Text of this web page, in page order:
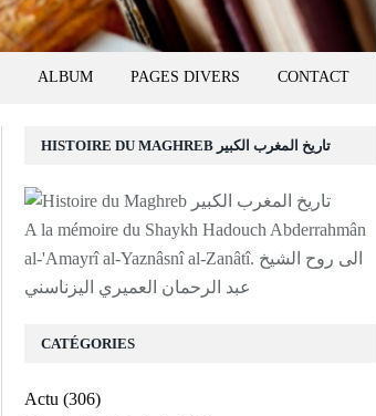
ALBUM PAGES DIVERS CONTACT
HISTOIRE DU MAGHREB تاريخ المغرب الكبير
A la mémoire du Shaykh Hadouch Abderrahmân
al-'Amayrî al-Yaznâsnî al-Zanâtî. الى روح الشيخ
عبد الرحمان العميري اليزناسني
CATÉGORIES
Actu (306)